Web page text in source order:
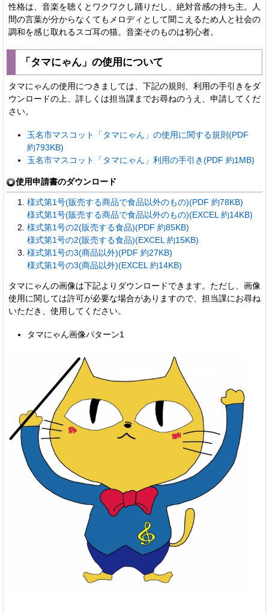
性格は、音楽を聴くとワクワクし踊りだし、絶対音感の持ち主。人
間の言葉が分からなくてもメロディとして聞こえるため人と社会の
調和を感じ取れるスゴ耳の猫。音楽そのものは初心者。
「タマにゃん」の使用について
タマにゃんの使用につきましては、下記の規則、利用の手引きをダ
ウンロードの上、詳しくは担当課までお尋ねのうえ、申請してくだ
さい。
玉名市マスコット「タマにゃん」の使用に関する規則(PDF
約793KB)
玉名市マスコット「タマにゃん」利用の手引き(PDF 約1MB)
使用申請書のダウンロード
様式第1号(販売する商品で食品以外のもの)(PDF 約78KB)
様式第1号(販売する商品で食品以外のもの)(EXCEL 約14KB)
様式第1号の2(販売する食品)(PDF 約85KB)
様式第1号の2(販売する食品)(EXCEL 約15KB)
様式第1号の3(商品以外)(PDF 約27KB)
様式第1号の3(商品以外)(EXCEL 約14KB)
タマにゃんの画像は下記よりダウンロードできます。ただし、画像
使用に関しては許可が必要な場合がありますので、担当課にお尋ね
いただき、使用してください。
タマにゃん画像パターン1